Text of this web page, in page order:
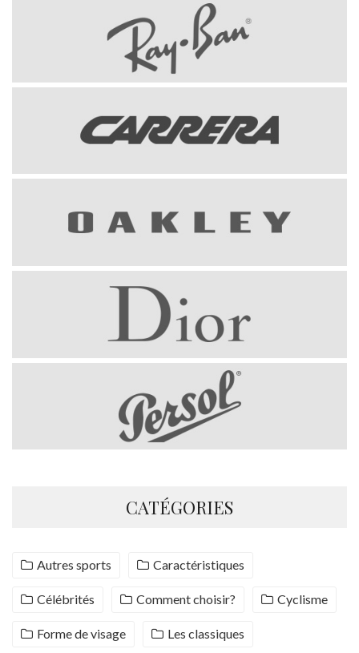
CATÉGORIES
Autres sports Caractéristiques
Célébrités Comment choisir? Cyclisme
Forme de visage Les classiques